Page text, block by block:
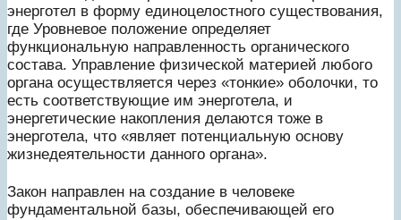
энерготел в форму единоцелостного существования,
где Уровневое положение определяет
функциональную направленность органического
состава. Управление физической материей любого
органа осуществляется через «тонкие» оболочки, то
есть соответствующие им энерготела, и
энергетические накопления делаются тоже в
энерготела, что «являет потенциальную основу
жизнедеятельности данного органа».
Закон направлен на создание в человеке
фундаментальной базы, обеспечивающей его